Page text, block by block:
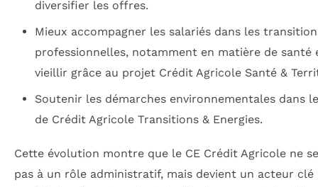
diversifier les offres.
Mieux accompagner les salariés dans les
professionnelles, notamment en matière de santé
vieillir grâce au projet Crédit Agricole Santé &
Soutenir les démarches environnementales dans
de Crédit Agricole Transitions & Energies.
Cette évolution montre que le CE Crédit Agricole ne
pas à un rôle administratif, mais devient un acteur clé